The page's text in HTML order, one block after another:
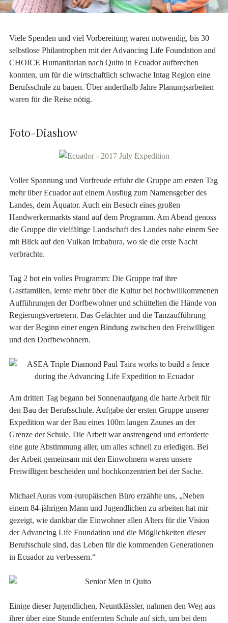
Viele Spenden und viel Vorbereitung waren notwendig, bis 30
selbstlose Philantrophen mit der Advancing Life Foundation and
CHOICE Humanitarian nach Quito in Ecuador aufbrechen
konnten, um für die wirtschaftlich schwache Intag Region eine
Berufsschule zu bauen. Über anderthalb Jahre Planungsarbeiten
waren für die Reise nötig.
Foto-Diashow
Voller Spannung und Vorfreude erfuhr die Gruppe am ersten Tag
mehr über Ecuador auf einem Ausflug zum Namensgeber des
Landes, dem Äquator. Auch ein Besuch eines großen
Handwerkermarkts stand auf dem Programm. Am Abend genoss
die Gruppe die vielfältige Landschaft des Landes nahe einem See
mit Blick auf den Vulkan Imbabura, wo sie die erste Nacht
verbrachte.
Tag 2 bot ein volles Programm: Die Gruppe traf ihre
Gastfamilien, lernte mehr über die Kultur bei hochwillkommenen
Aufführungen der Dorfbewohner und schüttelten die Hände von
Regierungsvertretern. Das Gelächter und die Tanzaufführung
war der Beginn einer engen Bindung zwischen den Freiwilligen
und den Dorfbewohnern.
Am dritten Tag begann bei Sonnenaufgang die harte Arbeit für
den Bau der Berufsschule. Aufgabe der ersten Gruppe unserer
Expedition war der Bau eines 100m langen Zaunes an der
Grenze der Schule. Die Arbeit war anstrengend und erforderte
eine gute Abstimmung aller, um alles schnell zu erledigen. Bei
der Arbeit gemeinsam mit den Einwohnern waren unsere
Freiwilligen bescheiden und hochkonzentriert bei der Sache.
Michael Auras vom europäischen Büro erzählte uns, „Neben
einem 84-jährigen Mann und Jugendlichen zu arbeiten hat mir
gezeigt, wie dankbar die Einwohner allen Alters für die Vision
der Advancing Life Foundation und die Möglichkeiten dieser
Berufsschule sind, das Leben für die kommenden Generationen
in Ecuador zu verbessern.“
Einige dieser Jugendlichen, Neuntklässler, nahmen den Weg aus
ihrer über eine Stunde entfernten Schule auf sich, um bei dem